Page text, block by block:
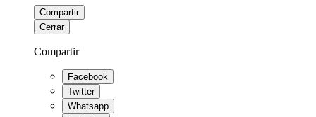
Compartir
Cerrar
Compartir
Facebook
Twitter
Whatsapp